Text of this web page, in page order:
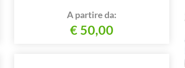
A partire da:
€ 50,00